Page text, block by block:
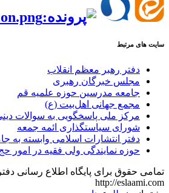
سایت های مرتبط
دفتر رهبر معظم انقلاب
مجلس خبرگان رهبری
جامعه مدرسین حوزه علمیه قم
مجمع جهانی اهل‌بیت (ع)
مرکز ملی پاسخگویی به سوالات
شورای سیاستگذاری ائمه جمعه
دفتر انتشارات اسلامی وابسته به
حوزه نمایندگی ولی فقیه در امور
تمامی حقوق برای پایگاه اطلاع رسانی
http://eslaami.com